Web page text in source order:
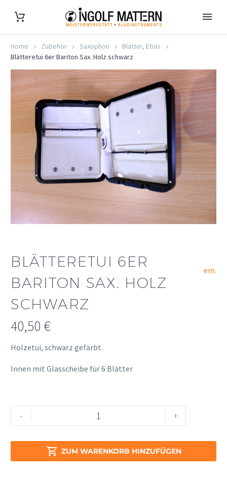
Home Zubehör Saxophon
Blätter, Etuis
Blätteretui 6er Bariton Sax. Holz schwarz
BLÄTTERETUI 6ER
BARITON SAX. HOLZ
SCHWARZ
em.
40,50 €
Holzetui, schwarz gefärbt.
Innen mit Glasscheibe für 6 Blätter
-
Blätteretui
6er
Holz
+
 ZUM WARENKORB HINZUFÜGEN
Alternative: